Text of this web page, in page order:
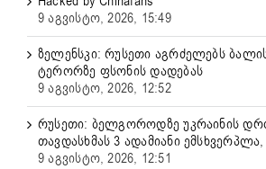
9 აგვისტო, 2026, 15:49
ზელენსკი: რუსეთი აგრძელებს
ტერორზე ფსონის დადებას
9 აგვისტო, 2026, 12:52
რუსეთი: ბელგოროდზე უკრაინის
თავდასხმას 3 ადამიანი
9 აგვისტო, 2026, 12:51